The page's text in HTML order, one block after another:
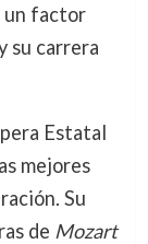
un factor
su carrera
Estatal
mejores
Su
de Mozart